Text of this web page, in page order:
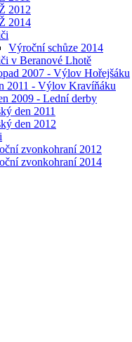
2012
2014
Výroční schůze 2014
v Beranové Lhotě
2007 - Výlov Hořejšáku
2011 - Výlov Kravíňáku
2009 - Lední derby
den 2011
den 2012
zvonkohraní 2012
zvonkohraní 2014